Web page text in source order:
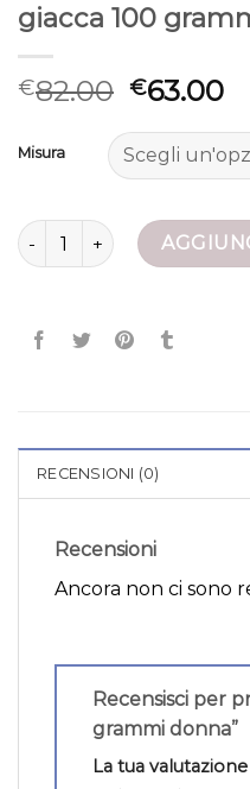
giacca 100
€82.00 €63.00
Misura
giacca 100 grammi donna
RECENSIONI (0)
Recensioni
Ancora non ci sono
Recensisci per
grammi donna”
La tua valutazione